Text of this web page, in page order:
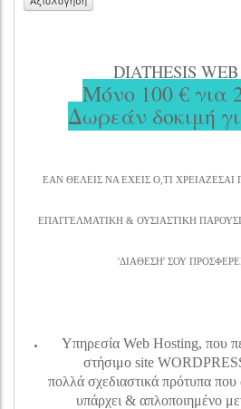
DIATHESIS WEB
Μόνο 100 € για
Δωρεάν δοκιμή
ΕΑΝ ΘΕΛΕΙΣ ΝΑ ΕΧΕΙΣ Ο,ΤΙ ΧΡΕΙΑΖΕΣΑΙ
ΕΠΑΓΓΕΛΜΑΤΙΚΗ & ΟΥΣΙΑΣΤΙΚΗ
'ΔΙΑΘΕΣΗ' ΣΟΥ
Υπηρεσία Web Hosting, που
στήσιμο site
πολλά σχεδιαστικά πρότυπα που
υπάρχει & απλοποιημένο